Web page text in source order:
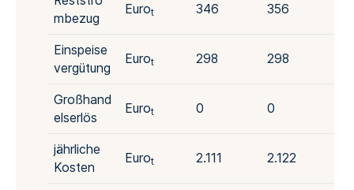
mbezug
Eurot 346 356
Einspeise
vergütung
Eurot 298 298
Großhand
elserlös
Eurot 0 0
jährliche
Kosten
Eurot 2.111 2.122